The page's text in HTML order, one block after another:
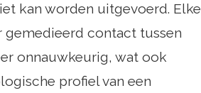
kan worden uitgevoerd. Elke
contact tussen
onnauwkeurig, wat ook
profiel van een